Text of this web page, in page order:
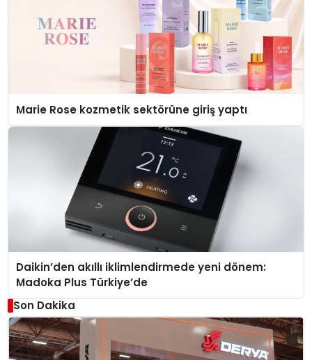
Marie Rose kozmetik sektörüne giriş yaptı
Daikin’den akıllı iklimlendirmede yeni dönem:
Madoka Plus Türkiye’de
Son Dakika